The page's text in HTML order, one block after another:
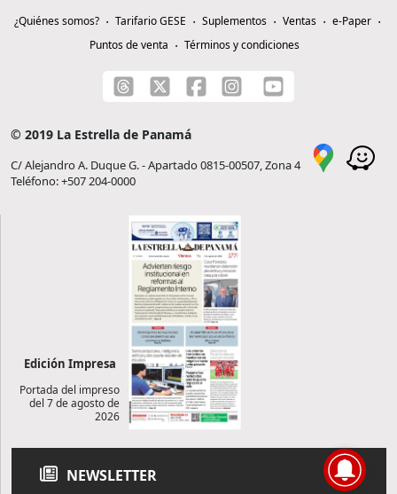
¿Quiénes somos? Tarifario GESE Suplementos Ventas
e-Paper
Puntos de venta
Términos y condiciones
© 2019 La Estrella de Panamá
C/ Alejandro A. Duque G. - Apartado 0815-00507, Zona 4
Teléfono: +507 204-0000
Edición Impresa
Portada del impreso
del 7 de agosto de
2026
NEWSLETTER